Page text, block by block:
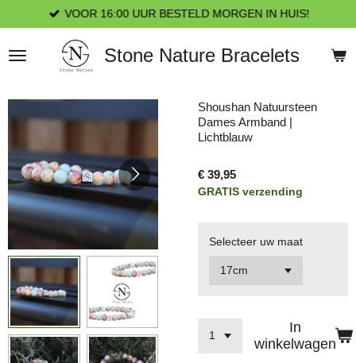
direct
naar
de
Stone Nature Bracelets
VOOR 16:00 UUR BESTELD MORGEN IN HUIS!
Shoushan Natuursteen
Dames Armband |
Lichtblauw
€ 39,95
GRATIS verzending
Selecteer uw maat
In
winkelwagen